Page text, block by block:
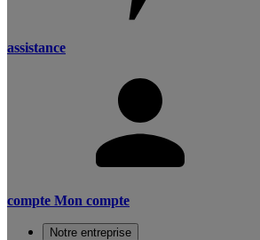
assistance
compte Mon compte
Notre entreprise